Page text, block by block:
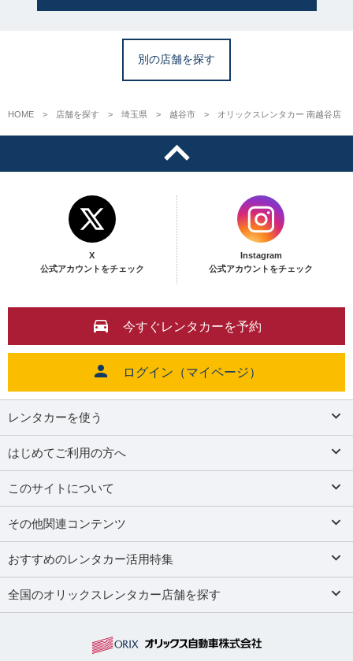
別の店舗を探す
HOME 店舗を探す 埼玉県 越谷市 オリックスレンタカー 南越谷店
X
公式アカウントをチェック
Instagram
公式アカウントをチェック
今すぐレンタカーを予約
ログイン（マイページ）
レンタカーを使う
はじめてご利用の方へ
このサイトについて
その他関連コンテンツ
おすすめのレンタカー活用特集
全国のオリックスレンタカー店舗を探す